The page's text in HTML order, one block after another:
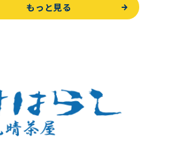
もっと見る